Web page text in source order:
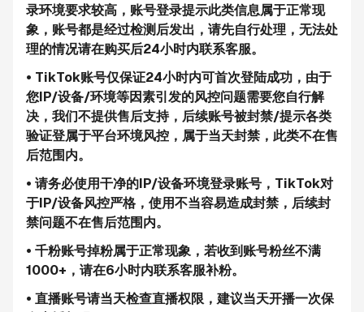
录环境要求较高，账号登录提示此类信息属于正常现
象，账号都是经过检测后发出，请先自行处理，无法处
理的情况请在购买后24小时内联系客服。
• TikTok账号仅保证24小时内可首次登陆成功，由于
您IP/设备/环境等因素引发的风控问题需要您自行解
决，我们不提供售后支持，后续账号被封禁/提示各类
验证登属于平台环境风控，属于当天封禁，此类不在售
后范围内。
• 请务必使用干净的IP/设备环境登录账号，TikTok对
于IP/设备风控严格，使用不当容易造成封禁，后续封
禁问题不在售后范围内。
• 千粉账号掉粉属于正常现象，若收到账号粉丝不满
1000+，请在6小时内联系客服补粉。
• 直播账号请当天检查直播权限，建议当天开播一次保